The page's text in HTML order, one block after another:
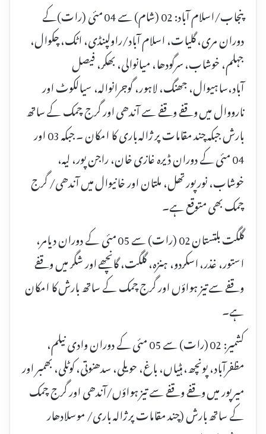
پنجاب/اسلام آباد: 02 (شام) سے 04 مئی (رات)کے
دوران مری، گلیات، اسلام آباد/راولپنڈی، اٹک، چکوال،
جہلم، خوشاب، سرگودھا، میانوالی، بھکر، فیصل
آباد،ساہیوال، جھنگ، لاہور، گوجرانوالہ، سیالکوٹ اور
نارووال میں وقفے وقفے سے آندھی اور گرج چمک کے ساتھ
بارش جبکہ چند مقامات پر ژالہ باری کا امکان ۔ جبکہ 03 اور
04 مئی کے دوران ڈیرہ غازی خان، راجن پور، لیہ،
خوشاب، نورپور تھل، ملتان اور خانیوال میں آندھی/ گرج
چمک بھی متوقع ہے۔
گلگت بلتستان 02 (رات) سے 05 مئی کے دوران دیامر،
استور، غذر، اسکردو، ہنزہ، گلگت، گانچھے اور شگر میں وقفے
وقفے سے تیز ہواؤں اور گرج چمک کے ساتھ بارش کا امکان
ہے۔
کشمیر: 02 (رات) سے 05 مئی کے دوران وادی نیلم،
مظفرآباد، پونچھ، ہٹیاں، باغ، حویلی، سدھنوتی، کوٹلی، بھمبر اور
میرپور میں وقفے وقفے سے تیز ہواؤں/آندھی اور گرج چمک
کے ساتھ بارش (چند مقامات پر ژالہ باری/ موسلادھار